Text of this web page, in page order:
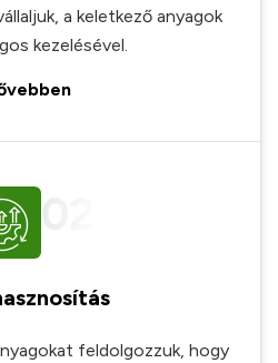
a keletkező anyagok
kezelésével.
feldolgozzuk, hogy